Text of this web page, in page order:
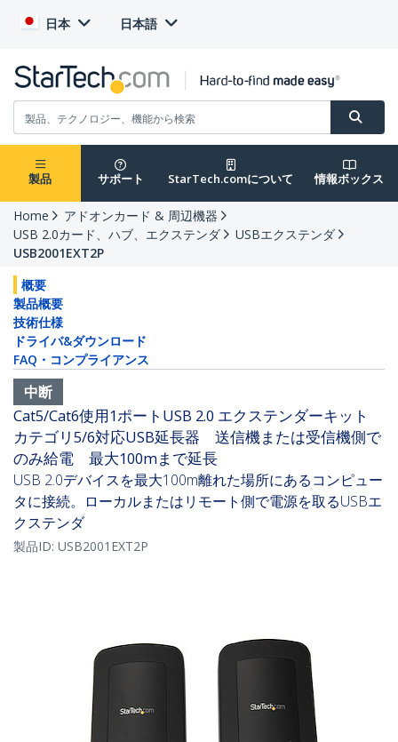
日本 日本語
製品 サポート StarTech.comについて 情報ボックス
Home
アドオンカード & 周辺機器
USB 2.0カード、ハブ、エクステンダ
USBエクステンダ
USB2001EXT2P
概要
製品概要
技術仕様
ドライバ&ダウンロード
FAQ・コンプライアンス
中断
Cat5/Cat6使用1ポートUSB 2.0 エクステンダーキット
カテゴリ5/6対応USB延長器 送信機または受信機側で
のみ給電 最大100mまで延長
USB 2.0デバイスを最大100m離れた場所にあるコンピュー
タに接続。ローカルまたはリモート側で電源を取るUSBエ
クステンダ
製品ID: USB2001EXT2P